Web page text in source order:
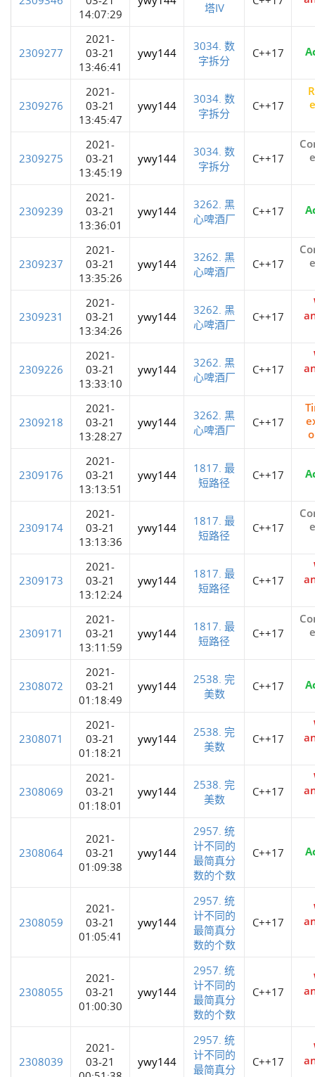
14:07:29
塔IV
2309277
2021-
03-21
13:46:41
ywy144
3034. 数
字拆分
C++17
2309276
2021-
03-21
13:45:47
ywy144
3034. 数
字拆分
C++17
2309275
2021-
03-21
13:45:19
ywy144
3034. 数
字拆分
C++17
2309239
2021-
03-21
13:36:01
ywy144
3262. 黑
心啤酒厂
C++17
2309237
2021-
03-21
13:35:26
ywy144
3262. 黑
心啤酒厂
C++17
2309231
2021-
03-21
13:34:26
ywy144
3262. 黑
心啤酒厂
C++17
2309226
2021-
03-21
13:33:10
ywy144
3262. 黑
心啤酒厂
C++17
2309218
2021-
03-21
13:28:27
ywy144
3262. 黑
心啤酒厂
C++17
2309176
2021-
03-21
13:13:51
ywy144
1817. 最
短路径
C++17
2309174
2021-
03-21
13:13:36
ywy144
1817. 最
短路径
C++17
2309173
2021-
03-21
13:12:24
ywy144
1817. 最
短路径
C++17
2309171
2021-
03-21
13:11:59
ywy144
1817. 最
短路径
C++17
2308072
2021-
03-21
01:18:49
ywy144
2538. 完
美数
C++17
2308071
2021-
03-21
01:18:21
ywy144
2538. 完
美数
C++17
2308069
2021-
03-21
01:18:01
ywy144
2538. 完
美数
C++17
2308064
2021-
03-21
01:09:38
ywy144
2957. 统
计不同的
最简真分
数的个数
C++17
2308059
2021-
03-21
01:05:41
ywy144
2957. 统
计不同的
最简真分
数的个数
C++17
2308055
2021-
03-21
01:00:30
ywy144
2957. 统
计不同的
最简真分
数的个数
C++17
2308039
2021-
03-21
ywy144
2957. 统
计不同的
最简真分
C++17